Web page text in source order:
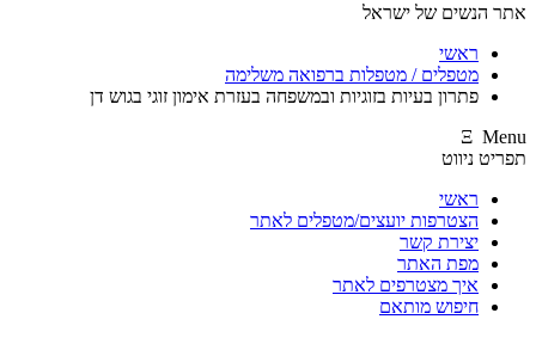
אתר הנשים של ישראל
ראשי
מטפלים / מטפלות ברפואה משלימה
פתרון בעיות בזוגיות ובמשפחה בעזרת אימון זוגי בגוש דן
Ξ Menu
תפריט ניווט
ראשי
הצטרפות יועצים/מטפלים לאתר
יצירת קשר
מפת האתר
איך מצטרפים לאתר
חיפוש מותאם